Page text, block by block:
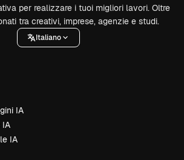
per realizzare i tuoi migliori lavori. Oltre
tra creativi, imprese, agenzie e studi.
Italiano
IA
IA
IA